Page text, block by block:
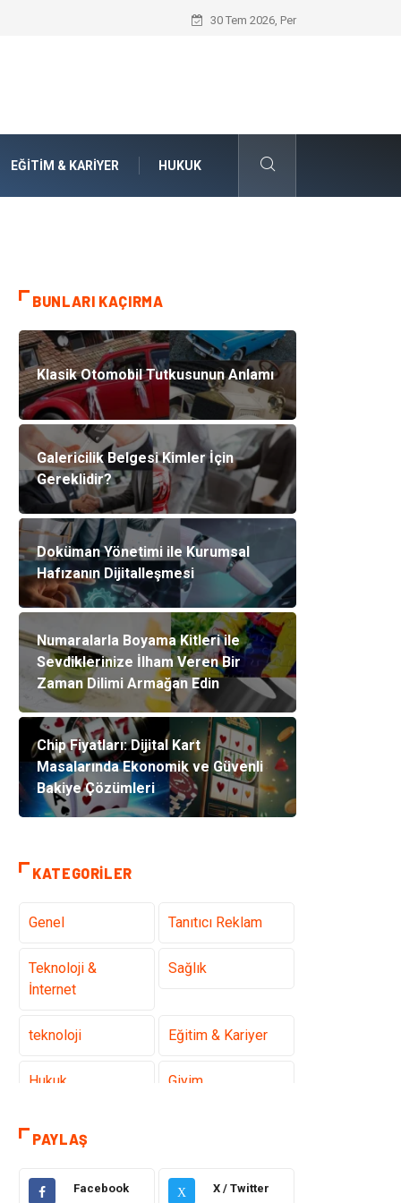
Numaralarla Boyama Kitleri ile
30 Tem 2026, Per
EĞITIM & KARIYER HUKUK
BUNLARI KAÇIRMA
Klasik Otomobil Tutkusunun Anlamı
Galericilik Belgesi Kimler İçin
Gereklidir?
Doküman Yönetimi ile Kurumsal
Hafızanın Dijitalleşmesi
Numaralarla Boyama Kitleri ile
Sevdiklerinize İlham Veren Bir
Zaman Dilimi Armağan Edin
Chip Fiyatları: Dijital Kart
Masalarında Ekonomik ve Güvenli
Bakiye Çözümleri
KATEGORILER
Genel Tanıtıcı Reklam
Teknoloji &
İnternet
Sağlık
teknoloji Eğitim & Kariyer
Hukuk Giyim
Elektronik
PAYLAŞ
Facebook X X / Twitter